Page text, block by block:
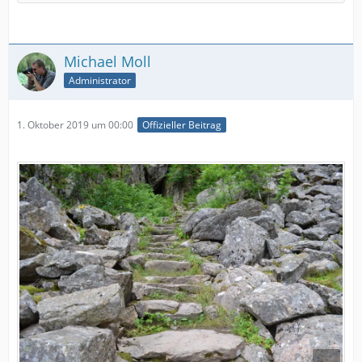
Michael Moll
Administrator
1. Oktober 2019 um 00:00 Offizieller Beitrag